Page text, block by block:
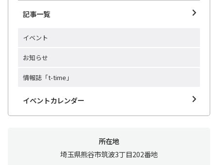
記事一覧
イベント
お知らせ
情報誌「t-time」
イベントカレンダー
所在地
埼玉県熊谷市筑波3丁目202番地